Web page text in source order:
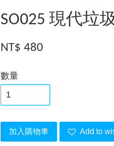
SO025 現代垃
NT$ 480
數量
加入購物車 Add to